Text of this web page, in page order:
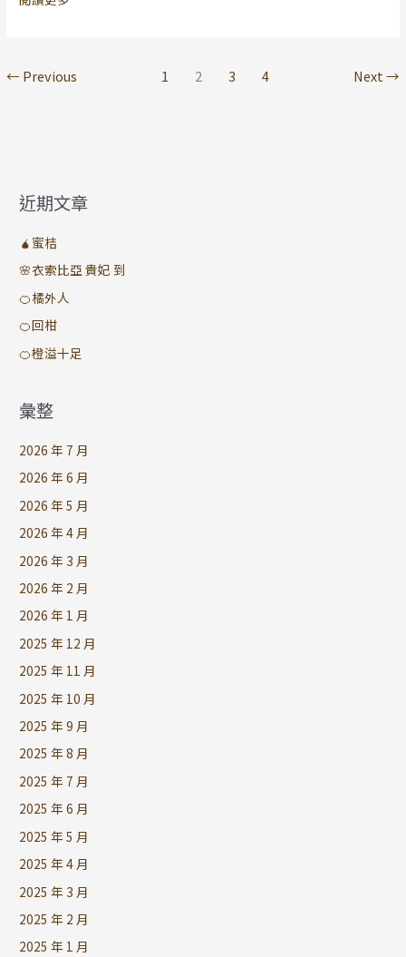
← Previous 1 2 3 4 Next→
近期文章
🧉蜜桔
🌸衣索比亞 貴妃 到
🍊橘外人
🍊回柑
🍊橙溢十足
彙整
2026 年 7 月
2026 年 6 月
2026 年 5 月
2026 年 4 月
2026 年 3 月
2026 年 2 月
2026 年 1 月
2025 年 12 月
2025 年 11 月
2025 年 10 月
2025 年 9 月
2025 年 8 月
2025 年 7 月
2025 年 6 月
2025 年 5 月
2025 年 4 月
2025 年 3 月
2025 年 2 月
2025 年 1 月